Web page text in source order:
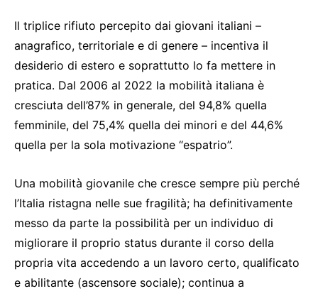
Il triplice rifiuto percepito dai giovani italiani –
anagrafico, territoriale e di genere – incentiva il
desiderio di estero e soprattutto lo fa mettere in
pratica. Dal 2006 al 2022 la mobilità italiana è
cresciuta dell’87% in generale, del 94,8% quella
femminile, del 75,4% quella dei minori e del 44,6%
quella per la sola motivazione “espatrio”.
Una mobilità giovanile che cresce sempre più perché
l’Italia ristagna nelle sue fragilità; ha definitivamente
messo da parte la possibilità per un individuo di
migliorare il proprio status durante il corso della
propria vita accedendo a un lavoro certo, qualificato
e abilitante (ascensore sociale); continua a